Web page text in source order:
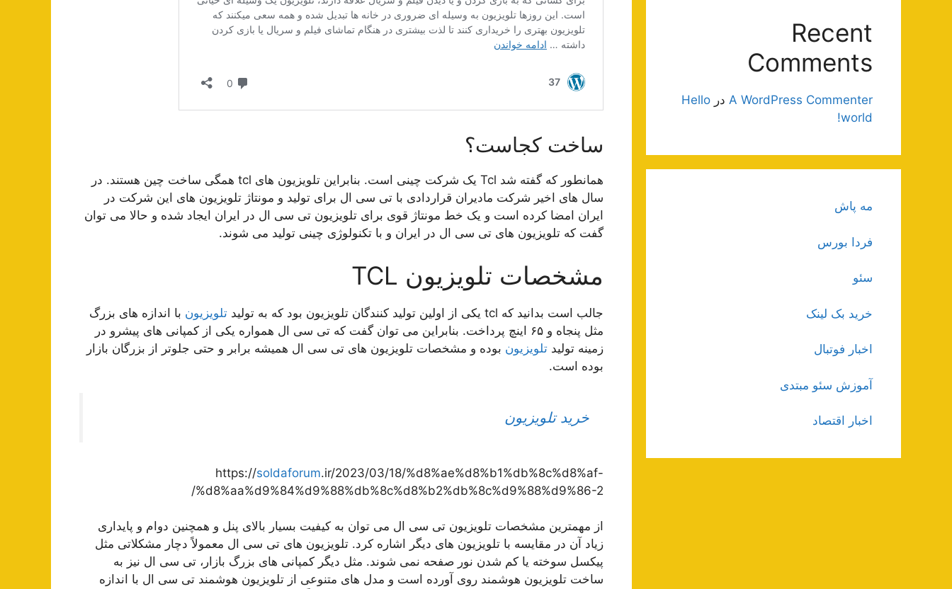
ساخت کجاست؟
همانطور که گفته شد Tcl یک شرکت چینی است. بنابراین تلویزیون های tcl همگی ساخت چین هستند. در
سال های اخیر شرکت مادیران قراردادی با تی سی ال برای تولید و مونتاژ تلویزیون های این شرکت در
ایران امضا کرده است و یک خط مونتاژ قوی برای تلویزیون تی سی ال در ایران ایجاد شده و حالا می توان
گفت که تلویزیون های تی سی ال در ایران و با تکنولوژی چینی تولید می شوند.
مشخصات تلویزیون TCL
جالب است بدانید که tcl یکی از اولین تولید کنندگان تلویزیون بود که به تولید تلویزیون با اندازه های بزرگ
مثل پنجاه و ۶۵ اینچ پرداخت. بنابراین می توان گفت که تی سی ال همواره یکی از کمپانی های پیشرو در
زمینه تولید تلویزیون بوده و مشخصات تلویزیون های تی سی ال همیشه برابر و حتی جلوتر از بزرگان بازار
بوده است.
خرید تلویزیون
https://soldaforum.ir/2023/03/18/%d8%ae%d8%b1%db%8c%d8%af-
%d8%aa%d9%84%d9%88%db%8c%d8%b2%db%8c%d9%88%d9%86-2/
از مهمترین مشخصات تلویزیون تی سی ال می توان به کیفیت بسیار بالای پنل و همچنین دوام و پایداری
زیاد آن در مقایسه با تلویزیون های دیگر اشاره کرد. تلویزیون های تی سی ال معمولاً دچار مشکلاتی مثل
پیکسل سوخته یا کم شدن نور صفحه نمی شوند. مثل دیگر کمپانی های بزرگ بازار، تی سی ال نیز به
ساخت تلویزیون هوشمند روی آورده است و مدل های متنوعی از تلویزیون هوشمند تی سی ال با اندازه
Recent
Comments
A WordPress Commenter در Hello
world!
مه پاش
فردا بورس
سئو
خرید بک لینک
اخبار فوتبال
آموزش سئو مبتدی
اخبار اقتصاد